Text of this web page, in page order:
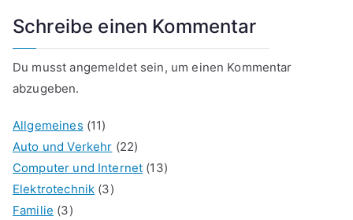
Schreibe einen Kommentar
Du musstangemeldetsein, um einen Kommentar
abzugeben.
Allgemeines (11)
Auto und Verkehr (22)
Computer und Internet (13)
Elektrotechnik (3)
Familie (3)